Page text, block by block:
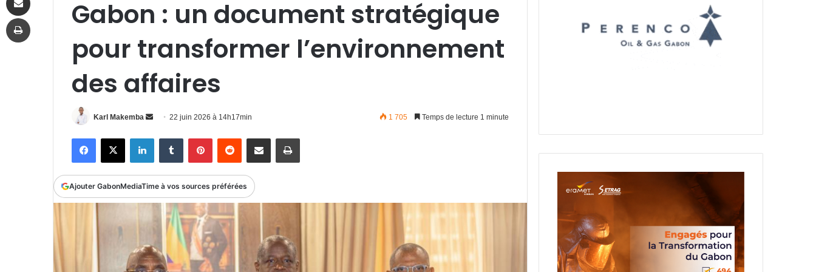
Gabon : un document stratégique
pour transformer l’environnement
des affaires
Karl Makemba
Envoyer
courriel
22 juin 2026 à 14h17min 1 705 Temps de lecture 1 minute
FacebookX LinkedinTumblr PinterestReddit Partager par email Imprimer
Ajouter GabonMediaTime à vos sources préférées